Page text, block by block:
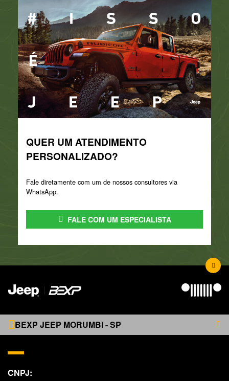
QUER UM ATENDIMENTO
PERSONALIZADO?
Fale diretamente com um de nossos consultores via
WhatsApp.
FALE COM UM ESPECIALISTA
BEXP JEEP MORUMBI - SP
CNPJ: